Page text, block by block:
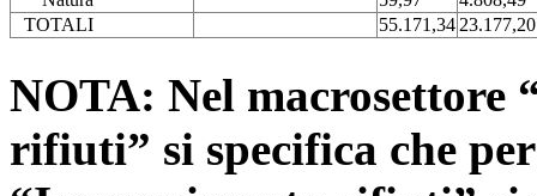
TOTALI
55.171,3423.177,20
NOTA: Nel macrosettore
rifiuti” si specifica che